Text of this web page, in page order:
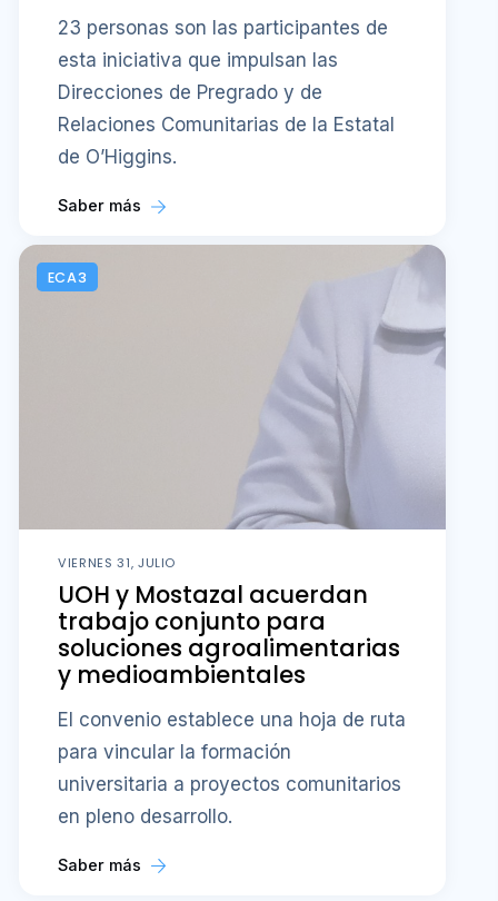
23 personas son las participantes de
esta iniciativa que impulsan las
Direcciones de Pregrado y de
Relaciones Comunitarias de la Estatal
de O’Higgins.
Saber más
ECA3
VIERNES 31, JULIO
UOH y Mostazal acuerdan
trabajo conjunto para
soluciones agroalimentarias
y medioambientales
El convenio establece una hoja de ruta
para vincular la formación
universitaria a proyectos comunitarios
en pleno desarrollo.
Saber más